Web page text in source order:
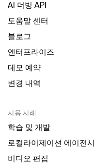
AI 더빙 API
도움말 센터
블로그
엔터프라이즈
데모 예약
변경 내역
사용 사례
학습 및 개발
로컬라이제이션 에이전시
비디오 편집